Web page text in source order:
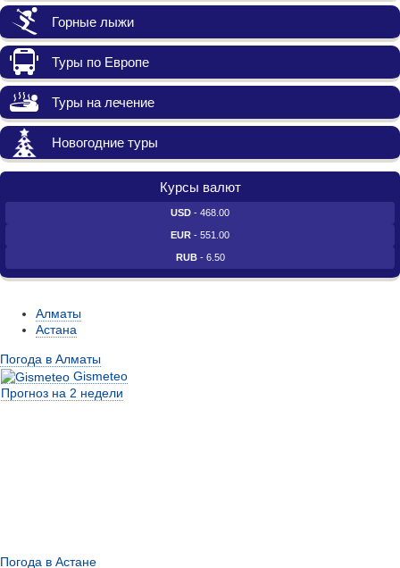
Горные лыжи
Туры по Европе
Туры на лечение
Новогодние туры
Курсы валют
USD - 468.00
EUR - 551.00
RUB- 6.50
Алматы
Астана
Погода в Алматы
Gismeteo
Прогноз на 2 недели
Погода в Астане